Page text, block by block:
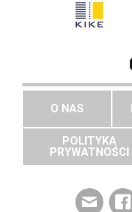
O NAS
POLITYKA
PRYWATNOŚCI